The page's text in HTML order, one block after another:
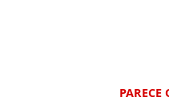
GRANDE COM